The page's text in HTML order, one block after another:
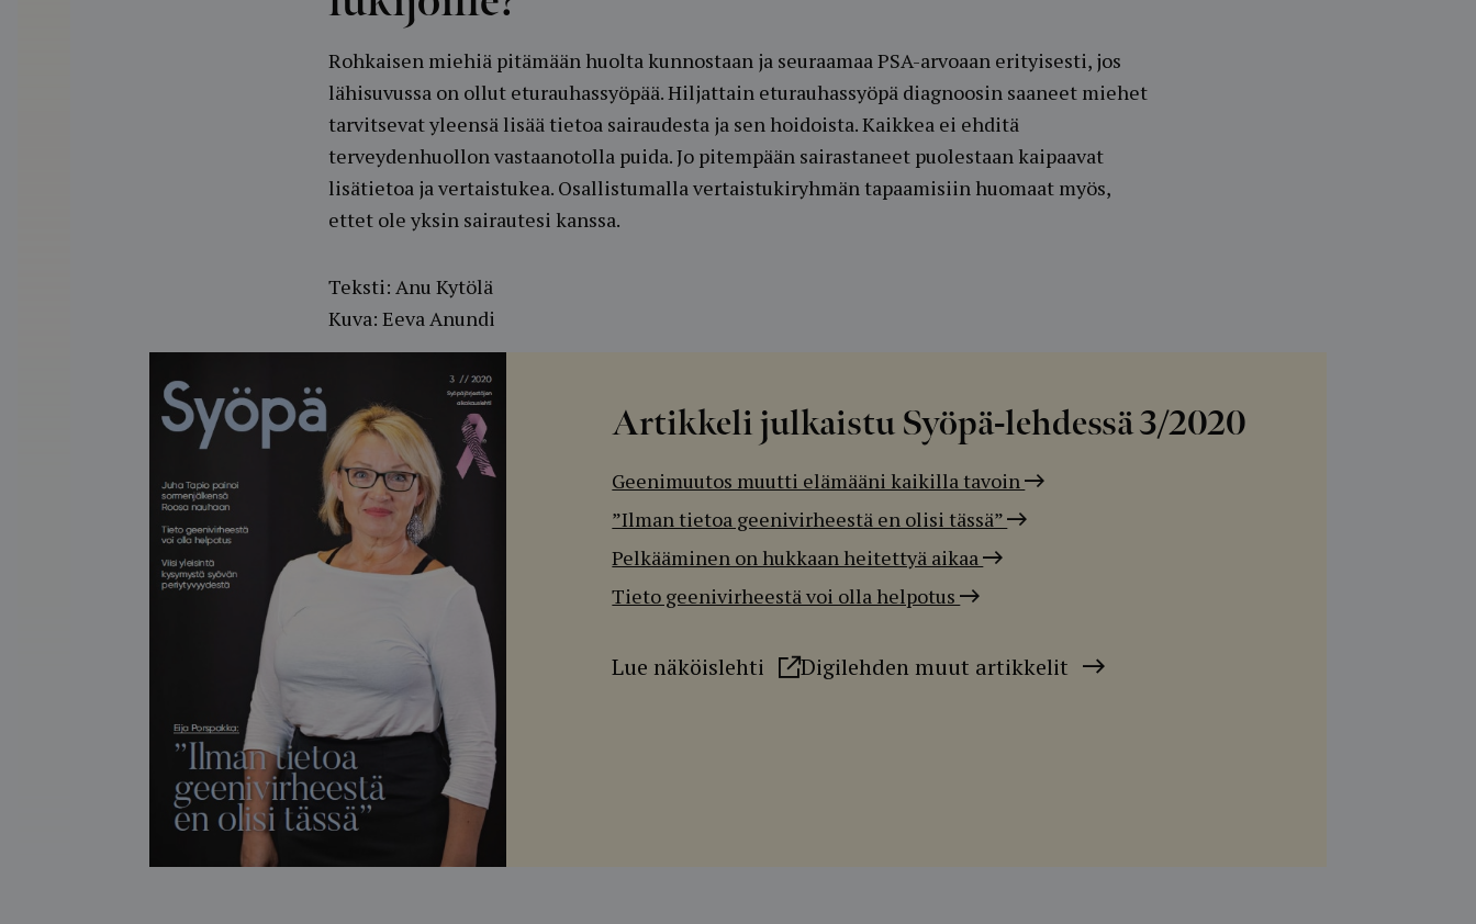
Rohkaisen miehiä pitämään huolta kunnostaan ja seuraamaa PSA-arvoaan erityisesti, jos
lähisuvussa on ollut eturauhassyöpää. Hiljattain eturauhassyöpä diagnoosin saaneet miehet
tarvitsevat yleensä lisää tietoa sairaudesta ja sen hoidoista. Kaikkea ei ehditä
terveydenhuollon vastaanotolla puida. Jo pitempään sairastaneet puolestaan kaipaavat
lisätietoa ja vertaistukea. Osallistumalla vertaistukiryhmän tapaamisiin huomaat myös,
ettet ole yksin sairautesi kanssa.
Teksti: Anu Kytölä
Kuva: Eeva Anundi
Artikkeli julkaistu Syöpä-lehdessä3/2020
Geenimuutos muutti elämääni kaikilla tavoin
”Ilman tietoa geenivirheestä en olisi tässä”
Pelkääminen on hukkaan heitettyä aikaa
Tieto geenivirheestä voi olla helpotus
Lue näköislehti Digilehden muut artikkelit